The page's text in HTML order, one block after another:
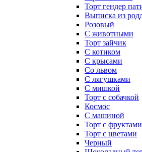
Торт гендер
Выписка из
Розовый
С животными
Торт зайчик
С котиком
С крысами
Со львом
С лягушками
С мишкой
Торт с собачкой
Космос
С машиной
Торт с фруктами
Торт с цветами
Черный